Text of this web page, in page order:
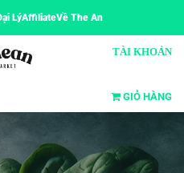
LýAffiliateVề The An
TÀI KHOẢN
GIỎ HÀNG